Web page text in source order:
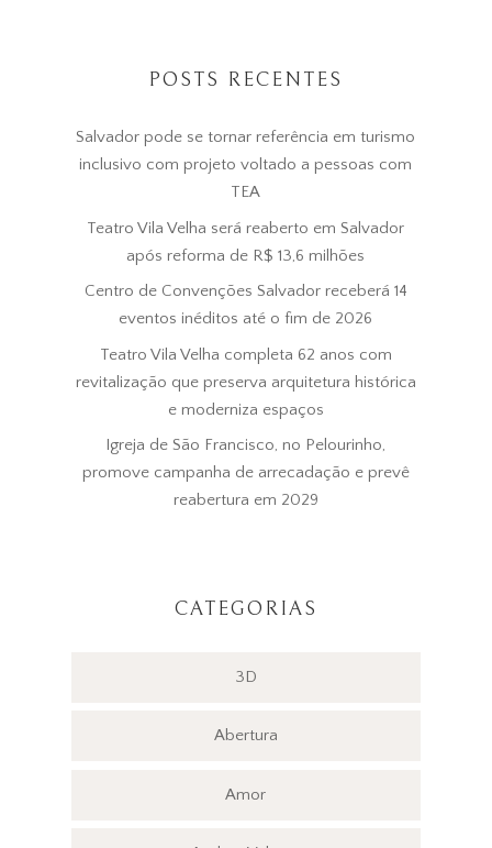
POSTS RECENTES
Salvador pode se tornar referência em turismo
inclusivo com projeto voltado a pessoas com
TEA
Teatro Vila Velha será reaberto em Salvador
após reforma de R$ 13,6 milhões
Centro de Convenções Salvador receberá 14
eventos inéditos até o fim de 2026
Teatro Vila Velha completa 62 anos com
revitalização que preserva arquitetura histórica
e moderniza espaços
Igreja de São Francisco, no Pelourinho,
promove campanha de arrecadação e prevê
reabertura em 2029
CATEGORIAS
3D
Abertura
Amor